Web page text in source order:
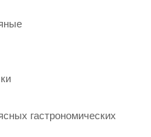
гастрономических